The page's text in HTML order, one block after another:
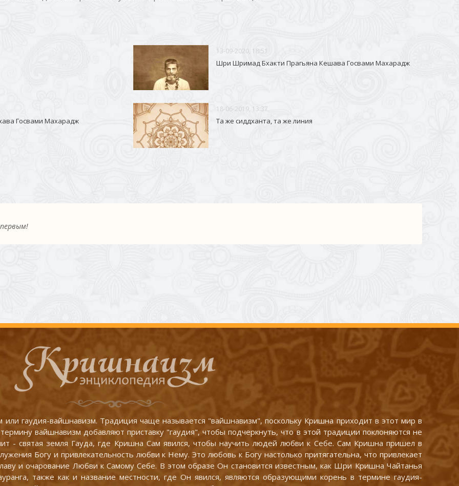
13-09-2020, 18:51
Шри Шримад Бхакти Прагьяна Кешава Госвами Махарадж
Госвами Махарадж
18-06-2019, 13:37
Та же сиддханта, та же линия
гаудия-вайшнавизм. Традиция чаще называется "вайшнавизм", поскольку Кришна приходит в этот мир в
вайшнавизм добавляют приставку "гаудия", чтобы подчеркнуть, что в этой традиции поклоняются не
- святая земля Гауда, где Кришна Сам явился, чтобы научить людей любви к Себе. Сам Кришна пришел в
Богу и привлекательность любви к Нему. Это любовь к Богу настолько притягательна, что привлекает
и очарование Любви к Самому Себе. В этом образе Он становится известным, как Шри Кришна Чайтанья
также как и название местности, где Он явился, являются образующими корень в термине гаудия-